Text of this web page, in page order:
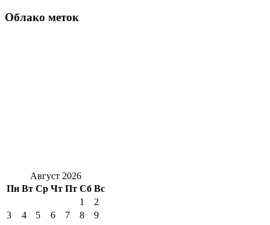
Облако меток
Август 2026
Пн Вт Ср Чт Пт Сб Вс
1
2
3
4 5 6 7 8
9